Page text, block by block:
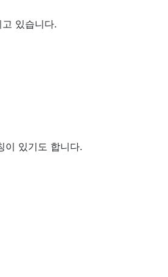
있습니다.
이 있기도 합니다.